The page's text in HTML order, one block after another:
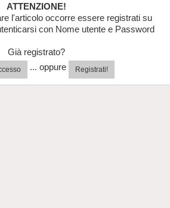
ATTENZIONE!
l'articolo occorre essere registrati su
con Nome utente e Password
Già registrato?
... oppure Registrati!